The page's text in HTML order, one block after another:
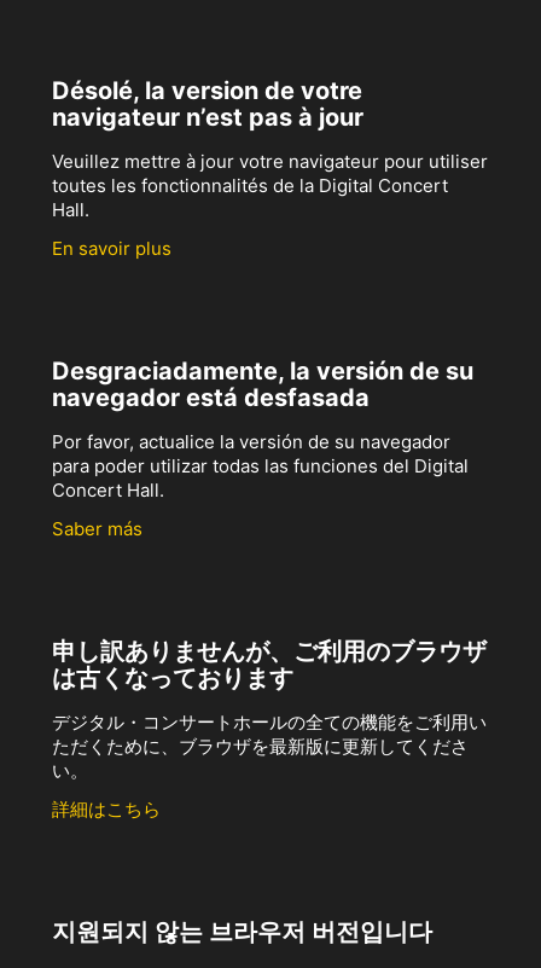
Désolé, la version de votre
navigateur n’est pas à jour
Veuillez mettre à jour votre navigateur pour utiliser
toutes les fonctionnalités de la Digital Concert
Hall.
En savoir plus
Desgraciadamente, la versión de su
navegador está desfasada
Por favor, actualice la versión de su navegador
para poder utilizar todas las funciones del Digital
Concert Hall.
Saber más
申し訳ありませんが、ご利用のブラウザ
は古くなっております
デジタル・コンサートホールの全ての機能をご利用い
ただくために、ブラウザを最新版に更新してくださ
い。
詳細はこちら
지원되지 않는 브라우저 버전입니다